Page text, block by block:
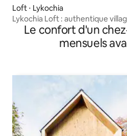
Loft ⋅ Lykochia
Lykochia Loft : authentique
grecque
Le confort d'un
mensuels